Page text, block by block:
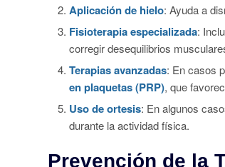
Aplicación de hielo: Ayuda a
Fisioterapia especializada:
corregir desequilibrios
Terapias avanzadas: En casos
en plaquetas (PRP), que
Uso de ortesis: En algunos
durante la actividad física.
Prevención de la